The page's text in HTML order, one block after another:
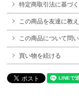
特定商取引法に基づく
この商品を友達に教
この商品について問
買い物を続ける